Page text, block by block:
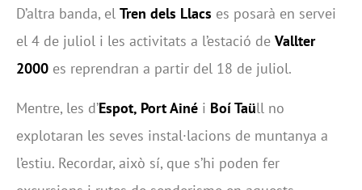
D’altra banda, el Tren dels Llacs es posarà en servei
el 4 de juliol i les activitats a l’estació de Vallter
2000 es reprendran a partir del 18 de juliol.
Mentre, les d’Espot, Port Ainé i Boí Taüll no
explotaran les seves instal·lacions de muntanya a
l’estiu. Recordar, això sí, que s’hi poden fer